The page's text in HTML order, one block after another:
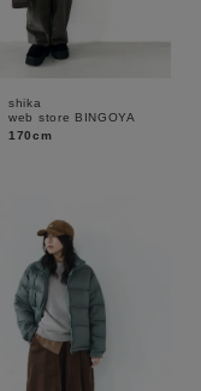
shika
web store BINGOYA
170cm